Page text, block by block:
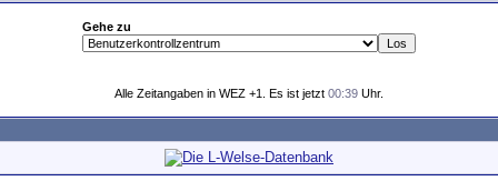
Gehe zu
Alle Zeitangaben in WEZ +1. Es ist jetzt 00:39 Uhr.